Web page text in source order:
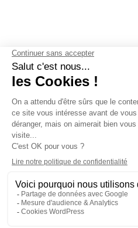
Contactez-nous-Mentions
confidentialité-Gestion des cookies